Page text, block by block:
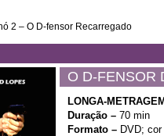
2 – O D-fensor Recarregado
O D-FENSOR
LONGA-
Duração – 70 min
Formato – DVD; cor